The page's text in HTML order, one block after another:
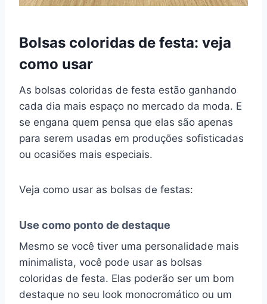
Bolsas coloridas de festa: veja
como usar
As bolsas coloridas de festa estão ganhando
cada dia mais espaço no mercado da moda. E
se engana quem pensa que elas são apenas
para serem usadas em produções sofisticadas
ou ocasiões mais especiais.
Veja como usar as bolsas de festas:
Use como ponto de destaque
Mesmo se você tiver uma personalidade mais
minimalista, você pode usar as bolsas
coloridas de festa. Elas poderão ser um bom
destaque no seu look monocromático ou um